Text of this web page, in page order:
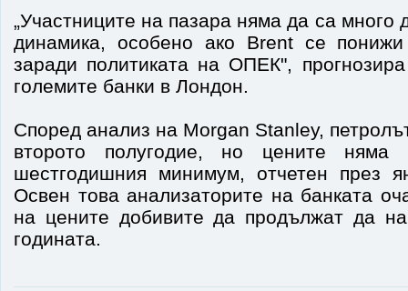
„Участниците на пазара няма да са много
динамика, особено ако Brent се
заради политиката на ОПЕК",
големите банки в Лондон.
Според анализ на Morgan Stanley,
второто полугодие, но цените
шестгодишния минимум, отчетен през
Освен това анализаторите на банката
на цените добивите да продължат да
годината.